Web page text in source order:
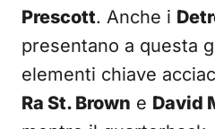
Prescott. Anche i
presentano a questa
elementi chiave
Ra St. Brown e David